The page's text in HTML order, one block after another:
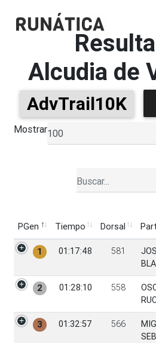
Alcudia de
AdvTrail10K
Mostrar
PGen Tiempo Dorsal
PGen
Tiempo Dorsal
1 01:17:48 581
2 01:28:10 558
3 01:32:57 566